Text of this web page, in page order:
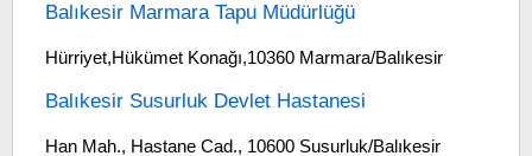
Balıkesir Marmara Tapu Müdürlüğü
Hürriyet,Hükümet Konağı,10360 Marmara/Balıkesir
Balıkesir Susurluk Devlet Hastanesi
Han Mah., Hastane Cad., 10600 Susurluk/Balıkesir